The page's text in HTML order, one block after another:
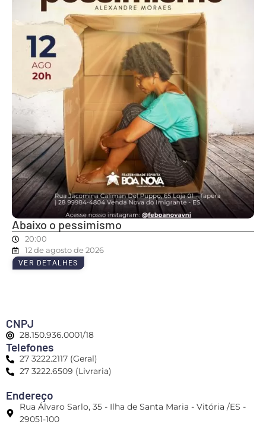
Abaixo o pessimismo
20:00
12 de agosto de 2026
VER DETALHES
CNPJ
28.150.936.0001/18
Telefones
27 3222.2117 (Geral)
27 3222.6509 (Livraria)
Endereço
Rua Álvaro Sarlo, 35 - Ilha de Santa Maria - Vitória /ES -
29051-100